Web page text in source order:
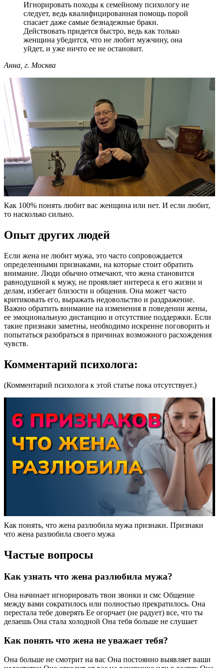
Игнорировать походы к семейному психологу не
следует, ведь квалифицированная помощь порой
спасает даже самые безнадежные браки.
Действовать придется быстро, ведь как только
женщина убедится, что не любит мужчину, она
уйдет, и уже ничто ее не остановит.
Анна, г. Москва
Как 100% понять любит вас женщина или нет. И если любит,
то насколько сильно.
Опыт других людей
Если жена не любит мужа, это часто сопровождается
определенными признаками, на которые стоит обратить
внимание. Люди обычно отмечают, что жена становится
равнодушной к мужу, не проявляет интереса к его жизни и
делам, избегает близости и общения. Она может часто
критиковать его, выражать недовольство и раздражение.
Важно обратить внимание на изменения в поведении жены,
ее эмоциональную дистанцию и отсутствие поддержки. Если
такие признаки заметны, необходимо искренне поговорить и
попытаться разобраться в причинах возможного расхождения
чувств.
Комментарий психолога:
(Комментарий психолога к этой статье пока отсутствует.)
Как понять, что жена разлюбила мужа признаки. Признаки
что жена разлюбила своего мужа
Частые вопросы
Как узнать что жена разлюбила мужа?
Она начинает игнорировать твои звонки и смс Общение
между вами сократилось или полностью прекратилось. Она
перестала тебе доверять Ее огорчает (не радует) все, что ты
делаешь Она стала холодной Она тебя больше не слушает
Как понять что жена не уважает тебя?
Она больше не смотрит на вас Она постоянно выявляет ваши